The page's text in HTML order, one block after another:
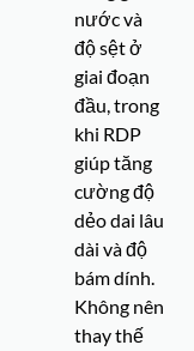
nước và
độ sệt ở
giai đoạn
đầu, trong
khi RDP
giúp tăng
cường độ
dẻo dai lâu
dài và độ
bám dính.
Không nên
thay thế